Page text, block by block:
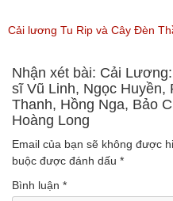
(Lượt nghe: 609)
(Lượt nghe: 285)
Cải lương Tu Rip và Cây Đèn
Nhận xét bài: Cải
sĩ Vũ Linh, Ngọc
Thanh, Hồng Nga, Bảo
Hoàng Long
Email của bạn sẽ không được
buộc được đánh dấu *
Bình luận *